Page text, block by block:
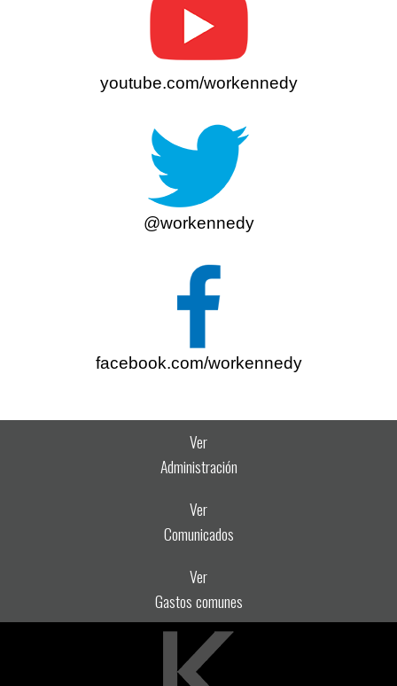
youtube.com/workennedy
@workennedy
facebook.com/workennedy
Ver
Administración
Ver
Comunicados
Ver
Gastos comunes